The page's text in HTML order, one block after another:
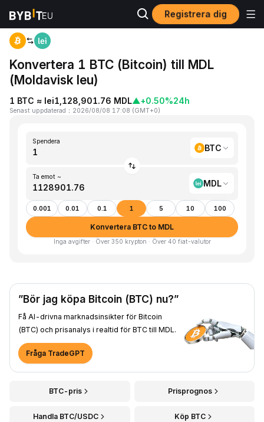
Registrera dig
Hem BTC to MDL
Konvertera 1 BTC (Bitcoin) till MDL
(Moldavisk leu)
1 BTC ≈ lei1,128,901.76 MDL▲+0.50%24h
Senast uppdaterad ： 2026/08/08 17:08 (GMT+0)
Spendera
BTC
Ta emot ~
MDL
0.001 0.01 0.1 1 5 10 100
Konvertera BTC to MDL
Inga avgifter · Över 350 krypton · Över 40 fiat-valutor
”Bör jag köpa Bitcoin (BTC) nu?”
Få AI-drivna marknadsinsikter för Bitcoin
(BTC) och prisanalys i realtid för BTC till MDL.
Fråga TradeGPT
BTC-pris Prisprognos
Handla BTC/USDC Köp BTC